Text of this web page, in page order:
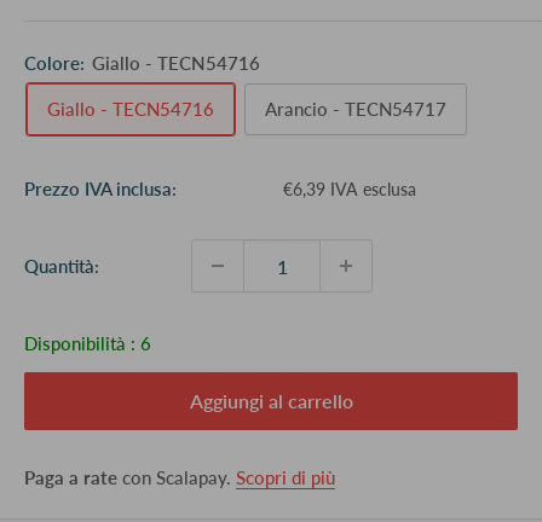
Colore: Giallo - TECN54716
Giallo - TECN54716 Arancio - TECN54717
Prezzo IVA inclusa: €6,39 IVA esclusa
Quantità:
Disponibilità : 6
Aggiungi al carrello
Paga a rate con Scalapay. Scopri di più